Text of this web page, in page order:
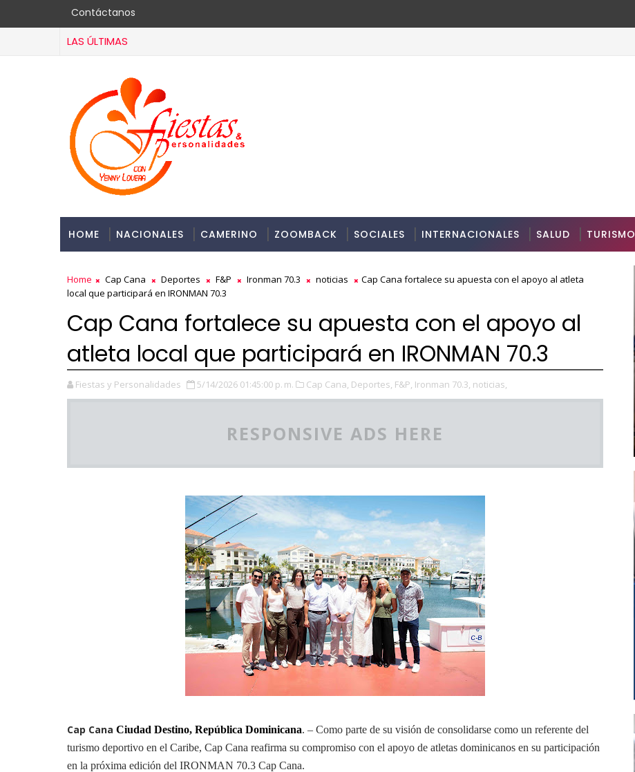
Contáctanos
LAS ÚLTIMAS
HOME NACIONALES CAMERINO ZOOMBACK SOCIALES INTERNACIONALES SALUD TURISMO
Home Cap Cana Deportes F&P Ironman 70.3 noticias
Cap Cana fortalece su apuesta con el apoyo al atleta
local que participará en IRONMAN 70.3
Cap Cana fortalece su apuesta con el apoyo al
atleta local que participará en IRONMAN 70.3
Fiestas y Personalidades 5/14/2026 01:45:00 p. m. Cap Cana, Deportes, F&P, Ironman 70.3, noticias,
RESPONSIVE ADS HERE
Cap Cana Ciudad Destino, República Dominicana. – Como parte de su visión de consolidarse como un referente del
turismo deportivo en el Caribe, Cap Cana reafirma su compromiso con el apoyo de atletas dominicanos en su participación
en la próxima edición del IRONMAN 70.3 Cap Cana.